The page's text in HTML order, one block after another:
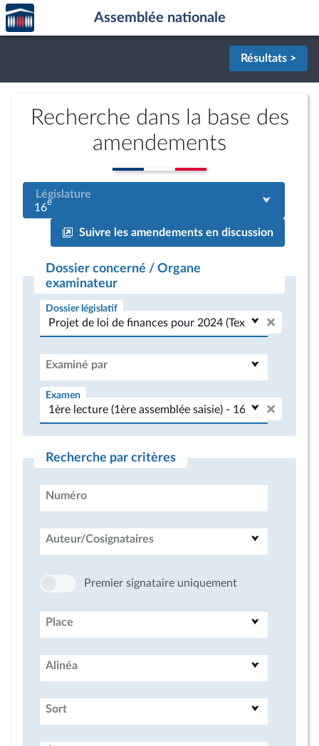
Aller au contenu
Aller en bas de la page
Accèder
à la
page
Assemblée nationale
Résultats >
Recherche dans la base des
amendements
Législature
16e
Suivre les amendements en discussion
Dossier concerné / Organe
examinateur
Dossier législatif
Examiné par
Examen
Recherche par critères
Numéro
Auteur/Cosignataires
Premier signataire uniquement
Place
Alinéa
Sort